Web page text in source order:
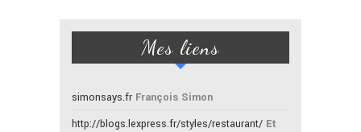
Mes liens
simonsays.fr François Simon
http://blogs.lexpress.fr/styles/restaurant/ Et